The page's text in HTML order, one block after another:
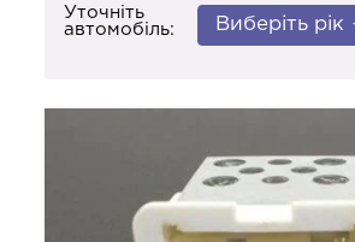
Уточніть
автомобіль:
Виберіть рік